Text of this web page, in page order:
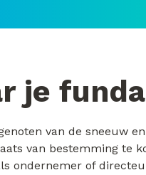
je
van de sneeuw
van bestemming te
ondernemer of